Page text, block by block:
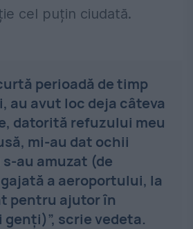
cel puțin ciudată.
perioadă de timp
au avut loc deja câteva
datorită refuzului meu
mi-au dat ochii
au amuzat (de
a aeroportului, la
pentru ajutor în
scrie vedeta.